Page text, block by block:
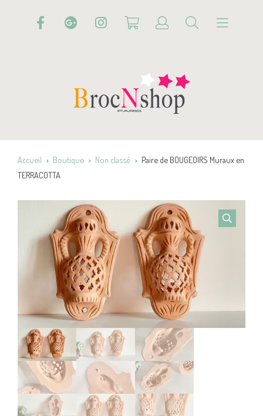
Accueil Boutique Non classé
Paire de BOUGEOIRS Muraux en
TERRACOTTA